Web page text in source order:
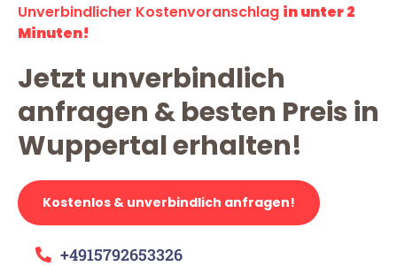
Unverbindlicher Kostenvoranschlag in unter 2
Minuten!
Jetzt unverbindlich
anfragen & besten Preis in
Wuppertal erhalten!
Kostenlos & unverbindlich anfragen!
+4915792653326